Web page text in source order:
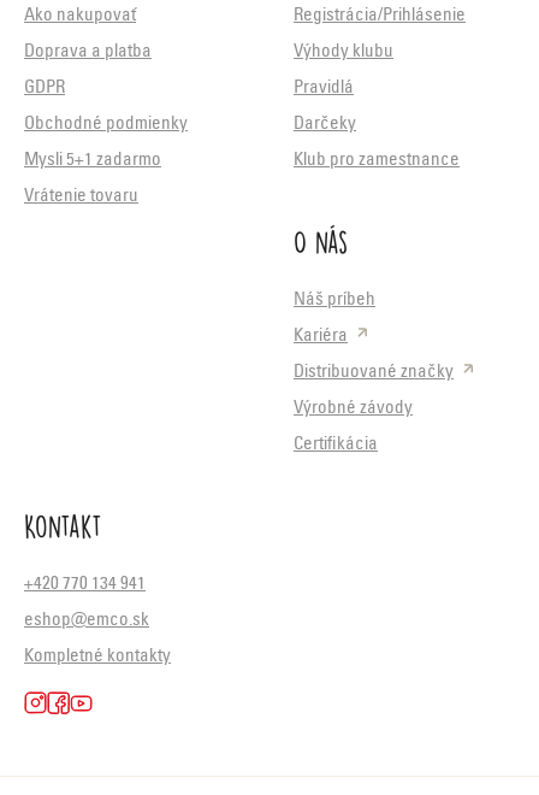
Ako nakupovať
Doprava a platba
GDPR
Obchodné podmienky
Mysli 5+1 zadarmo
Vrátenie tovaru
Registrácia/Prihlásenie
Výhody klubu
Pravidlá
Darčeky
Klub pro zamestnance
O nás
Náš príbeh
Kariéra
Distribuované značky
Výrobné závody
Certifikácia
Kontakt
+420 770 134 941
eshop@emco.sk
Kompletné kontakty